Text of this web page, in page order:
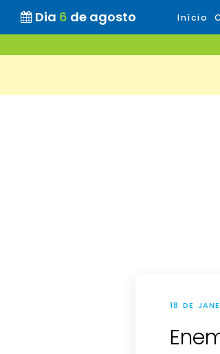
Dia 6 de agosto Início
18 DE